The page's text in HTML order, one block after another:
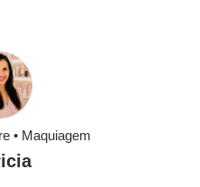
• Maquiagem